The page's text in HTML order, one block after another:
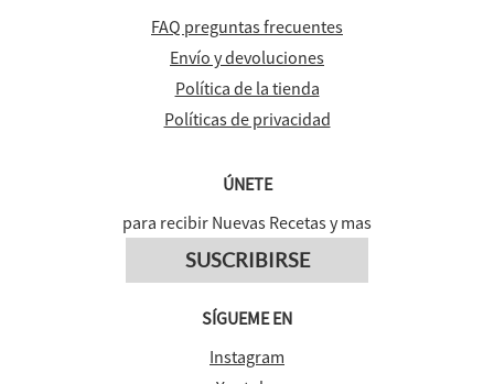
FAQ preguntas frecuentes
Envío y devoluciones
Política de la tienda
Políticas de privacidad
ÚNETE
para recibir Nuevas Recetas y mas
SUSCRIBIRSE
SÍGUEME EN
Instagram